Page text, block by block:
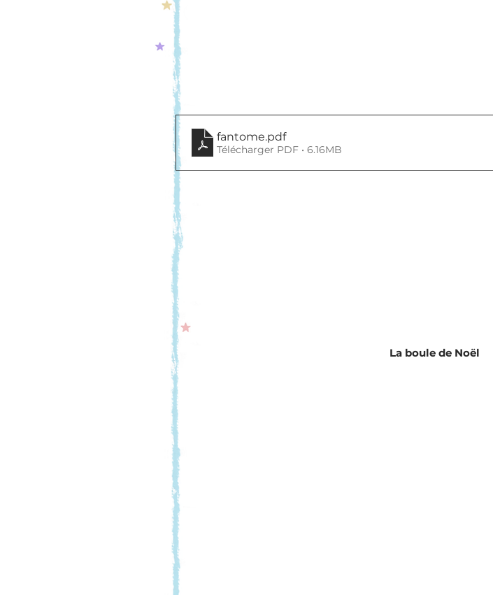
fantome.pdf
Télécharger PDF • 6.16MB
La boule de Noël